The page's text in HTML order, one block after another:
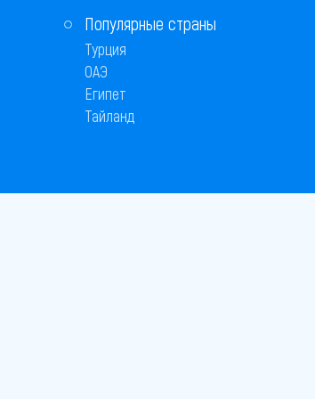
Популярные страны
Турция
ОАЭ
Египет
Тайланд